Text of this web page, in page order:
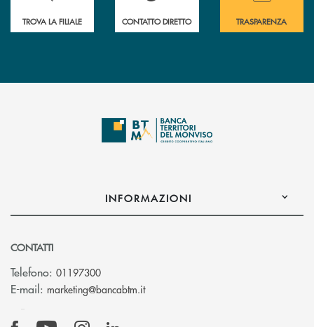
TROVA LA FILIALE CONTATTO DIRETTO TRASPARENZA
INFORMAZIONI
CONTATTI
Telefono: 01197300
E-mail: marketing@bancabtm.it(si apre l’app di posta elettronica)